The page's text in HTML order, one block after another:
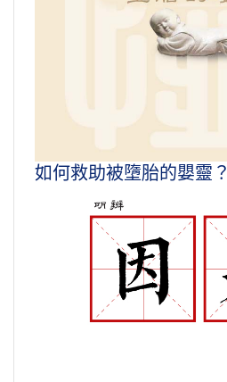
如何救助被墮胎的嬰靈？